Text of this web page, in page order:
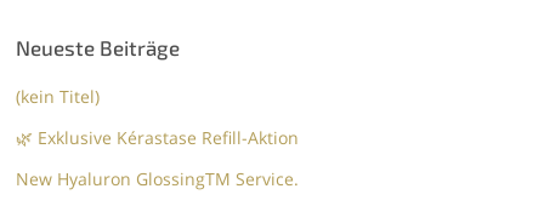
Neueste Beiträge
(kein Titel)
🌿 Exklusive Kérastase Refill-Aktion
New Hyaluron GlossingTM​ Service.​